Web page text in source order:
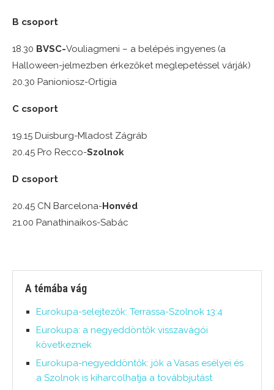
B csoport
18.30 BVSC-Vouliagmeni – a belépés ingyenes (a
Halloween-jelmezben érkezőket meglepetéssel várják)
20.30 Panioniosz-Ortigia
C csoport
19.15 Duisburg-Mladost Zágráb
20.45 Pro Recco-Szolnok
D csoport
20.45 CN Barcelona-Honvéd
21.00 Panathinaikos-Sabác
A témába vág
Eurokupa-selejtezők: Terrassa-Szolnok 13:4
Eurokupa: a negyeddöntők visszavágói
következnek
Eurokupa-negyeddöntők: jók a Vasas esélyei és
a Szolnok is kiharcolhatja a továbbjutást